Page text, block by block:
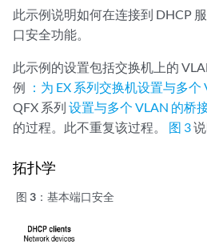
此示例说明如何在连接到 DHCP
口安全功能。
此示例的设置包括交换机上的
例 ：为 EX 系列交换机设置与多个
QFX 系列 设置与多个 VLAN 的桥
的过程。此不重复该过程。 图 3
拓扑学
图 3： 基本端口安全